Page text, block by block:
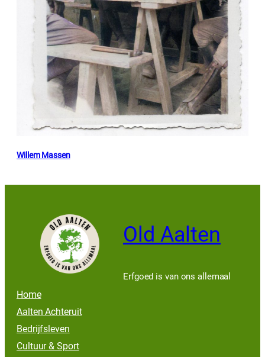
Willem Massen
Old Aalten
Erfgoed is van ons allemaal
Home
Aalten Achteruit
Bedrijfsleven
Cultuur & Sport